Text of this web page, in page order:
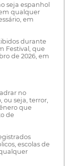
seja espanhol
qualquer
em
durante
Festival, que
de 2026, em
no
seja, terror,
que
de
escolas de